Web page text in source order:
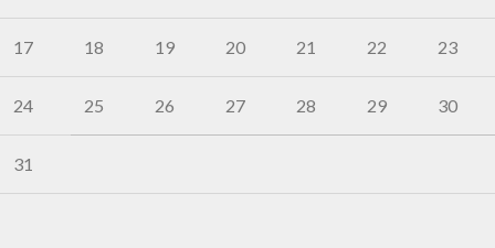
17 18 19 20 21 22 23
24 25 26 27 28 29 30
31